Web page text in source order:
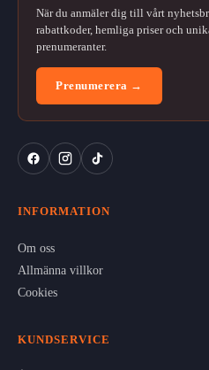
När du anmäler dig till vårt
rabattkoder, hemliga priser och
prenumeranter.
Prenumerera →
INFORMATION
Om oss
Allmänna villkor
Cookies
KUNDSERVICE